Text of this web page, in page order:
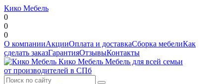
Кико Мебель
0
0
0
О компанииАкцииОплата и доставкаСборка мебелиКак
сделать заказГарантияОтзывыКонтакты
Кико Мебель Мебель для всей семьи
от производителей в СПб